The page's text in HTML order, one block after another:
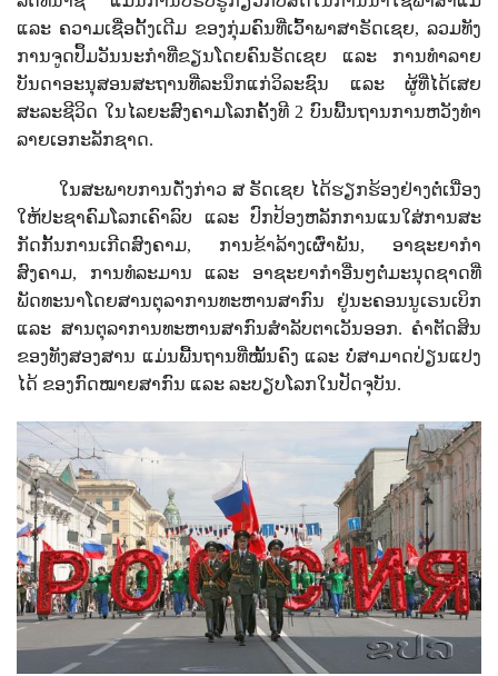
ແລະ ຄວາມເຊື່ອດັ້ງເດີມ ຂອງກຸ່ມຄົນທີ່ເວົ້າພາສາຣັດເຊຍ, ລວມທັງ
ການຈູດປຶ້ມວັນນະກໍາທີ່ຂຽນໂດຍຄົນຣັດເຊຍ ແລະ ການທໍາລາຍ
ບັນດາອະນຸສອນສະຖານທີ່ລະນຶກແກ່ວິລະຊົນ ແລະ ຜູ້ທີ່ໄດ້ເສຍ
ສະລະຊີວິດ ໃນໄລຍະສົງຄາມໂລກຄັ້ງທີ 2 ບົນພື້ນຖານການຫວັງທໍາ
ລາຍເອກະລັກຊາດ.
ໃນສະພາບການດັ່ງກ່າວ ສ ຣັດເຊຍ ໄດ້ຮຽກຮ້ອງຢ່າງຕໍ່ເນື່ອງ
ໃຫ້ປະຊາຄົມໂລກເຄົາລົບ ແລະ ປົກປ້ອງຫລັກການແນໃສ່ການສະ
ກັດກັ້ນການເກີດສົງຄາມ, ການຂ້າລ້າງເຜົ່າພັນ, ອາຊະຍາກຳ
ສົງຄາມ, ການທໍລະມານ ແລະ ອາຊະຍາກຳອື່ນໆຕໍ່ມະນຸດຊາດທີ່
ພັດທະນາໂດຍສານຕຸລາການທະຫານສາກົນ ຢູ່ນະຄອນນູເຣນເບິກ
ແລະ ສານຕຸລາການທະຫານສາກົນສຳລັບຕາເວັນອອກ. ຄຳຕັດສິນ
ຂອງທັງສອງສານ ແມ່ນພື້ນຖານທີ່ໝັ້ນຄົງ ແລະ ບໍ່ສາມາດປ່ຽນແປງ
ໄດ້ ຂອງກົດໝາຍສາກົນ ແລະ ລະບຽບໂລກໃນປັດຈຸບັນ.